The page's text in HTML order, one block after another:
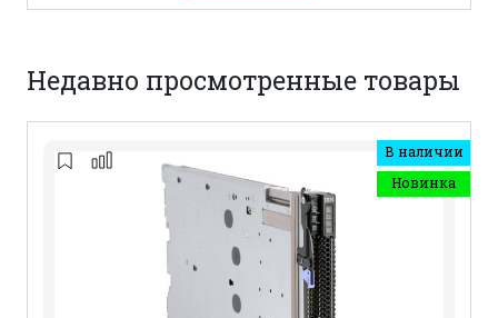
Недавно просмотренные товары
В наличии
Новинка